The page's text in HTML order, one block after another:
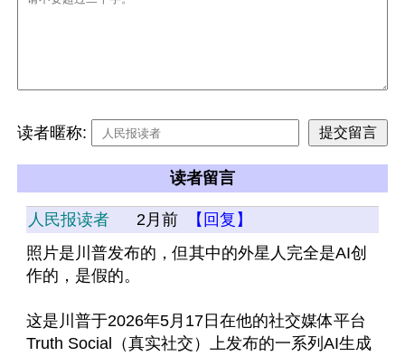
读者暱称:
读者留言
人民报读者 2月前
【回复】
照片是川普发布的，但其中的外星人完全是AI创
作的，是假的。
这是川普于2026年5月17日在他的社交媒体平台
Truth Social（真实社交）上发布的一系列AI生成